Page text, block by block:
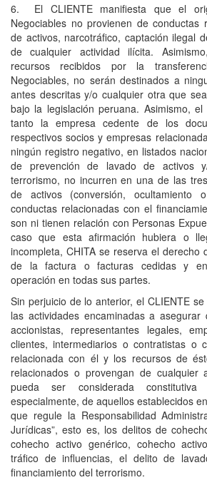
6. El CLIENTE manifiesta que el
Negociables no provienen de conductas
de activos, narcotráfico, captación ilegal
de cualquier actividad ilícita.
recursos recibidos por la
Negociables, no serán destinados a
antes descritas y/o cualquier otra que
bajo la legislación peruana. Asimismo,
tanto la empresa cedente de los
respectivos socios y empresas
ningún registro negativo, en listados
de prevención de lavado de activos
terrorismo, no incurren en una de las
de activos (conversión, ocultamiento
conductas relacionadas con el
son ni tienen relación con Personas
caso que esta afirmación hubiera o
incompleta, CHITA se reserva el derecho
de la factura o facturas cedidas y
operación en todas sus partes.
Sin perjuicio de lo anterior, el CLIENTE
las actividades encaminadas a
accionistas, representantes legales,
clientes, intermediarios o contratistas o
relacionada con él y los recursos de
relacionados o provengan de cualquier
pueda ser considerada
especialmente, de aquellos establecidos
que regule la Responsabilidad
Jurídicas”, esto es, los delitos de
cohecho activo genérico, cohecho
tráfico de influencias, el delito de
financiamiento del terrorismo.